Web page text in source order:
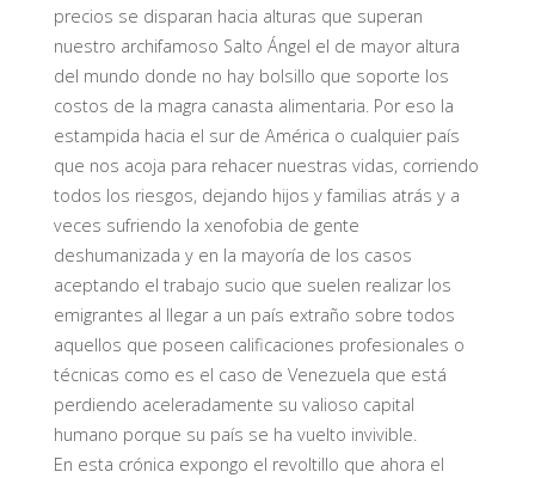
precios se disparan hacia alturas que superan
nuestro archifamoso Salto Ángel el de mayor altura
del mundo donde no hay bolsillo que soporte los
costos de la magra canasta alimentaria. Por eso la
estampida hacia el sur de América o cualquier país
que nos acoja para rehacer nuestras vidas, corriendo
todos los riesgos, dejando hijos y familias atrás y a
veces sufriendo la xenofobia de gente
deshumanizada y en la mayoría de los casos
aceptando el trabajo sucio que suelen realizar los
emigrantes al llegar a un país extraño sobre todos
aquellos que poseen calificaciones profesionales o
técnicas como es el caso de Venezuela que está
perdiendo aceleradamente su valioso capital
humano porque su país se ha vuelto invivible.
En esta crónica expongo el revoltillo que ahora el